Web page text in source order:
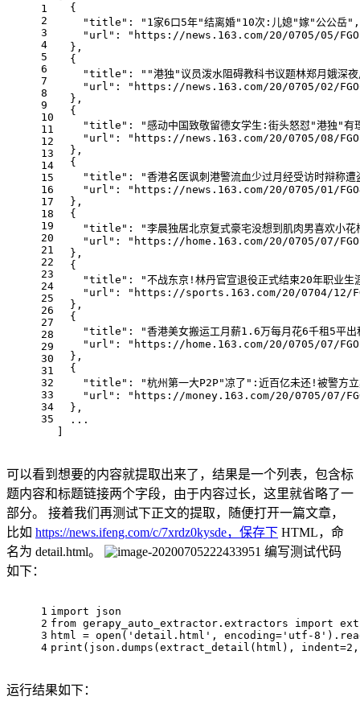
1
2
3
4
5
6
7
8
9
10
11
12
13
14
15
16
17
18
19
20
21
22
23
24
25
26
27
28
29
30
31
32
33
34
35
  {
"title" : "1家6口5年"结离婚"10次:儿媳"嫁"公公岳" ,
"url" :
"https://news.163.com/20/0705/05/
  },
  {
"title" : ""港独 "议员泼水阻碍教科书议题林郑月娥深
"url" :
"https://news.163.com/20/0705/02/
  },
  {
"title" : "感动中国致敬留德女学生:街头怒怼"港独 "有
"url" :
"https://news.163.com/20/0705/08/
  },
  {
"title" :
"香港名医讽刺港警流血少过月经受访时辩称
"url" :
"https://news.163.com/20/0705/01/
  },
  {
"title" :
"李晨独居北京复式豪宅没想到肌肉男喜欢小
"url" :
"https://home.163.com/20/0705/07/
  },
  {
"title" :
"不战东京!林丹官宣退役正式结束20年职业生
"url" :
"https://sports.163.com/20/0704/12/
  },
  {
"title" :
"香港美女搬运工月薪1.6万每月花6千租5平
"url" :
"https://home.163.com/20/0705/07/
  },
  {
"title" : "杭州第一大P2P"凉了 ":近百亿未还!被警方
"url" :
"https://money.163.com/20/0705/07/
  },
  ...
可以看到想要的内容就提取出来了，结果是一个列表，包含标
题内容和标题链接两个字段，由于内容过长，这里就省略了一
部分。 接着我们再测试下正文的提取，随便打开一篇文章，
比如 https://news.ifeng.com/c/7xrdz0kysde，保存下 HTML，命
名为 detail.html。
编写测试代码
如下：
1
2
3
4
import json
from gerapy_auto_extractor.extractors import
html = open( 'detail.html' , encoding= 'utf-8'
print (json.dumps(extract_detail(html), indent
运行结果如下：